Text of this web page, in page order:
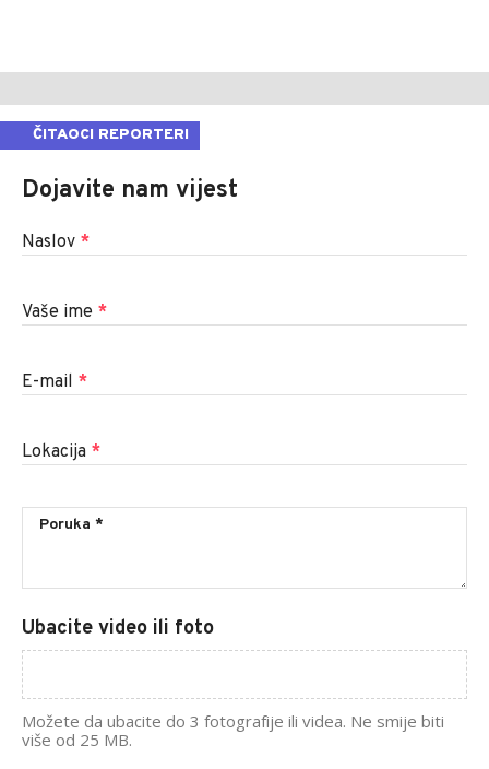
ČITAOCI REPORTERI
Dojavite nam vijest
Naslov *
Vaše ime *
E-mail *
Lokacija *
Ubacite video ili foto
Možete da ubacite do 3 fotografije ili videa. Ne smije biti
više od 25 MB.